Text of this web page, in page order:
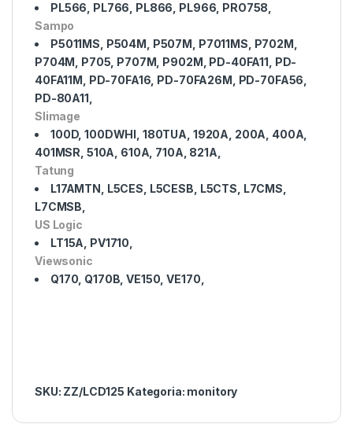
PL566, PL766, PL866, PL966, PRO758,
Sampo
P5011MS, P504M, P507M, P7011MS, P702M,
P704M, P705, P707M, P902M, PD-40FA11, PD-
40FA11M, PD-70FA16, PD-70FA26M, PD-70FA56,
PD-80A11,
Slimage
100D, 100DWHI, 180TUA, 1920A, 200A, 400A,
401MSR, 510A, 610A, 710A, 821A,
Tatung
L17AMTN, L5CES, L5CESB, L5CTS, L7CMS,
L7CMSB,
US Logic
LT15A, PV1710,
Viewsonic
Q170, Q170B, VE150, VE170,
SKU: ZZ/LCD125 Kategoria: monitory